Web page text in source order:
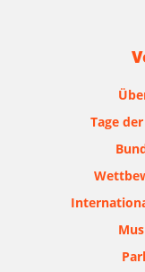
Tage